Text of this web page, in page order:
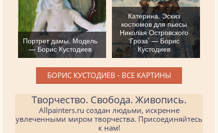
Портрет дамы. Модель
— Борис Кустодиев
Катерина. Эскиз
костюмов для пьесы
Николая Островского
‘Гроза’ — Борис
Кустодиев
БОРИС КУСТОДИЕВ - ВСЕ КАРТИНЫ
Творчество. Свобода. Живопись.
Allpainters.ru создан людьми, искренне
увлеченными миром творчества. Присоединяйтесь
к нам!